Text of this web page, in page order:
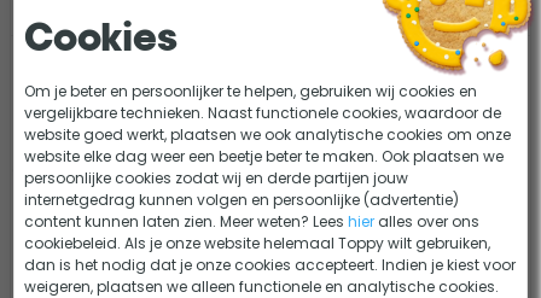
Vergelijk
Pontec PondoPress 5000 (Neptun)
drukfilterset
20 beoordelingen
Vijvers tot 5000 liter
Vermogen UV-C: 7 watt
Maximale doorstroming: 1500 l/u
Tijdelijk uit voorraad
139,95
Cookies
Om je beter en persoonlijker te helpen, gebruiken wij cookies en
vergelijkbare technieken. Naast functionele cookies, waardoor de
website goed werkt, plaatsen we ook analytische cookies om onze
website elke dag weer een beetje beter te maken. Ook plaatsen we
persoonlijke cookies zodat wij en derde partijen jouw
internetgedrag kunnen volgen en persoonlijke (advertentie)
content kunnen laten zien. Meer weten? Leeshier alles over ons
cookiebeleid. Als je onze website helemaal Toppy wilt gebruiken,
dan is het nodig dat je onze cookies accepteert. Indien je kiest voor
weigeren, plaatsen we alleen functionele en analytische cookies.